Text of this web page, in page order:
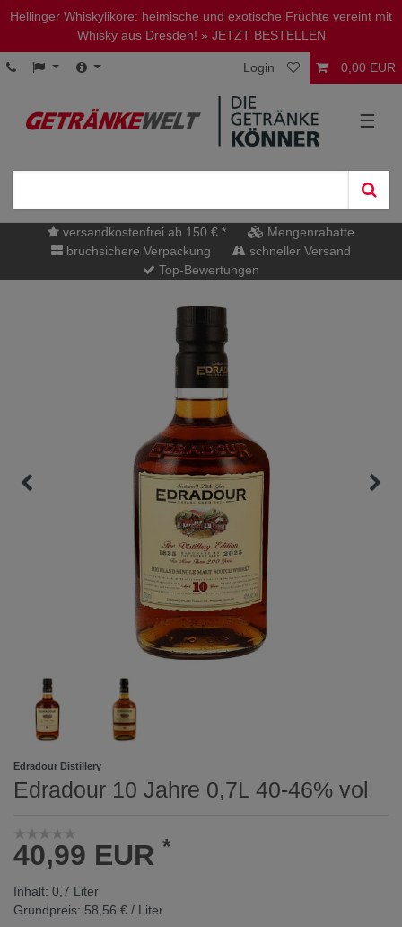
Hellinger Whiskyliköre: heimische und exotische Früchte vereint mit
Whisky aus Dresden! » JETZT BESTELLEN
Login 0,00 EUR
☰
versandkostenfrei ab 150 € *
Mengenrabatte
bruchsichere Verpackung
schneller Versand
Top-Bewertungen
Edradour Distillery
Edradour 10 Jahre 0,7L 40-46% vol
40,99 EUR *
Inhalt: 0,7 Liter
Grundpreis: 58,56 € / Liter